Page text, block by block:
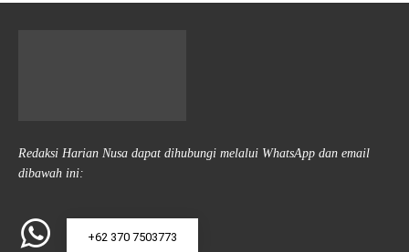
Redaksi Harian Nusa dapat dihubungi melalui WhatsApp dan email
dibawah ini:
+62 370 7503773